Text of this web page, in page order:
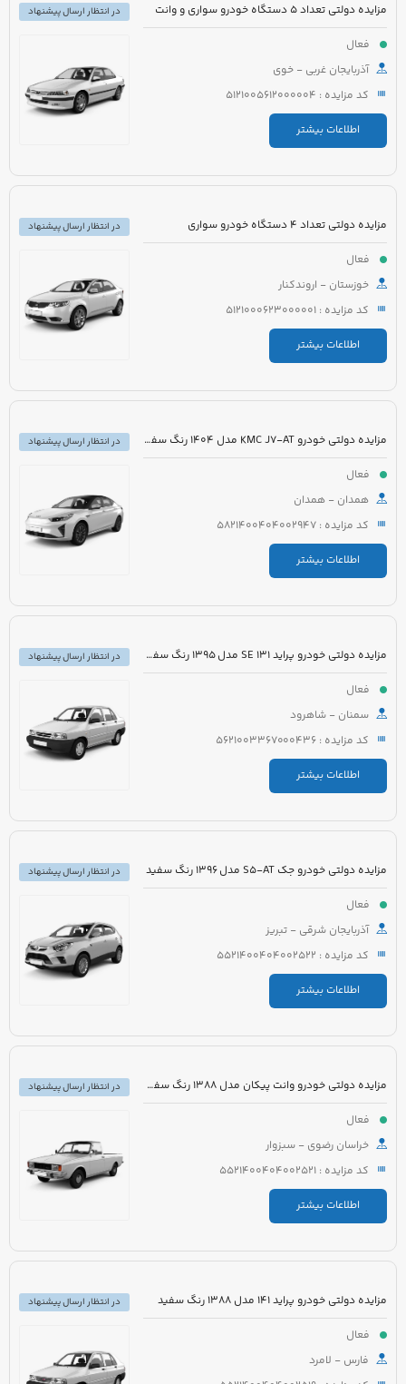
مزایده دولتی تعداد 5 دستگاه خودرو سواری و وانت
فعال
آذربایجان غربی - خوی
کد مزایده : 5121005612000004
اطلاعات بیشتر
در انتظار ارسال پیشنهاد
مزایده دولتی تعداد 4 دستگاه خودرو سواری
فعال
خوزستان - اروندکنار
کد مزایده : 5121000623000001
اطلاعات بیشتر
در انتظار ارسال پیشنهاد
مزایده دولتی خودرو KMC J7-AT مدل 1404 رنگ سفید
فعال
همدان - همدان
کد مزایده : 5821400404002947
اطلاعات بیشتر
در انتظار ارسال پیشنهاد
مزایده دولتی خودرو پراید 131 SE مدل 1395 رنگ سفید روغنی
فعال
سمنان - شاهرود
کد مزایده : 5621003367000436
اطلاعات بیشتر
در انتظار ارسال پیشنهاد
مزایده دولتی خودرو جک S5-AT مدل 1396 رنگ سفید
فعال
آذربایجان شرقی - تبریز
کد مزایده : 5521400404002522
اطلاعات بیشتر
در انتظار ارسال پیشنهاد
مزایده دولتی خودرو وانت پیکان مدل 1388 رنگ سفید شیری
فعال
خراسان رضوی - سبزوار
کد مزایده : 5521400404002521
اطلاعات بیشتر
در انتظار ارسال پیشنهاد
مزایده دولتی خودرو پراید 141 مدل 1388 رنگ سفید
فعال
فارس - لامرد
در انتظار ارسال پیشنهاد